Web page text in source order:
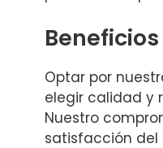
Optar por
elegir calidad y
Nuestro
satisfacción del